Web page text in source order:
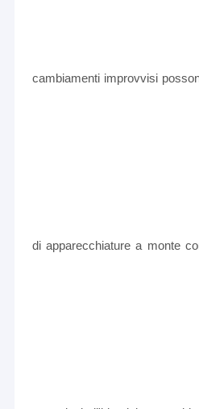
cambiamenti improvvisi
di apparecchiature a monte